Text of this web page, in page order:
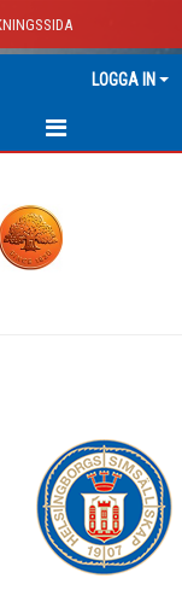
LOGGA IN